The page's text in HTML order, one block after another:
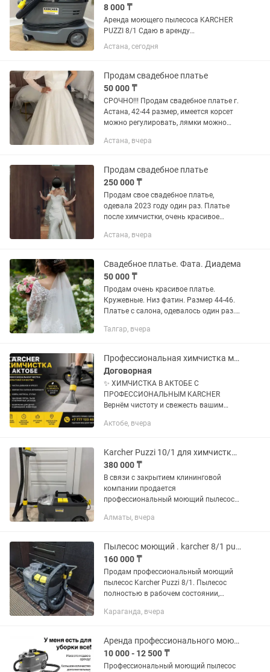
8 000 ₸
Аренда моющего пылесоса KARCHER
PUZZI 8/1 Сдаю в аренду
профессиональный моющий пылесос
для глубокой чистки: 🛋 диванов и
автомобиля 🪑 стульев и кресел 💰
9000...
Астана, сегодня
Продам свадебное платье
50 000 ₸
СРОЧНО!!! Продам свадебное платье г.
Астана, 42-44 размер, имеется корсет
можно регулировать, лямки можно
Miss kate, материал sparkle,
Астана, вчера
Продам свадебное платье
250 000 ₸
Продам свое свадебное платье,
одевала 2023 году один раз. Платье
после химчистки, очень красивое
только на заказ было платье в салоне.
Астана, вчера
Свадебное платье. Фата. Диадема
50 000 ₸
Продам очень красивое платье.
Кружевные. Низ фатин. Размер 44-46.
Платье с салона, одевалось один раз.
обновить низ . Без пятен. Покупалось в
Талгар, вчера
Профессиональная химчистка мебели
Договорная
✨ ХИМЧИСТКА В АКТОБЕ С
ПРОФЕССИОНАЛЬНЫМ KARCHER
Вернём чистоту и свежесть вашим
Химчистка салона автомобиля 🛏
очищение с...
Актобе, вчера
Karcher Puzzi 10/1 для химчистки мебели
380 000 ₸
В связи с закрытием клининговой
компании продается
профессиональный моющий пылесос
использовался всего 3 раза для
новое. ✔ Полностью...
Алматы, вчера
Пылесос моющий . karcher 8/1 puzzi
160 000 ₸
Продам профессиональный моющий
пылесос Karcher Puzzi 8/1. Пылесос
полностью в рабочем состоянии,
Подойдёт для химчистки мягкой
Караганда, вчера
Аренда профессионального моющего пылесоса karcher
10 000 - 12 500 ₸
Профессиональный моющий пылесос